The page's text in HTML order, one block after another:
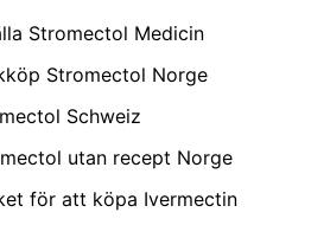
Stromectol Medicin
Stromectol Norge
Schweiz
utan recept Norge
för att köpa Ivermectin